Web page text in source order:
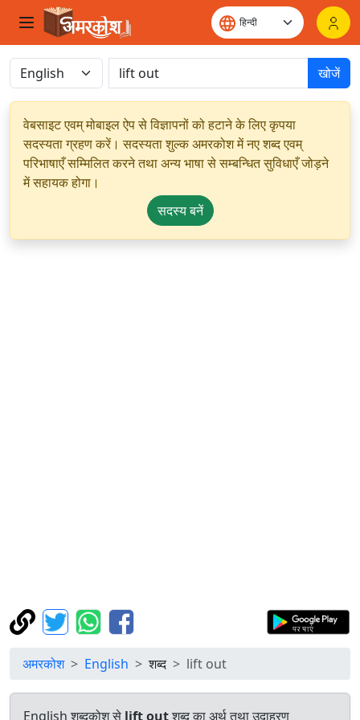
खोजें
वेबसाइट एवम् मोबाइल ऐप से विज्ञापनों को हटाने के लिए कृपया
सदस्यता ग्रहण करें। सदस्यता शुल्क अमरकोश में नए शब्द एवम्
परिभाषाएँ सम्मिलित करने तथा अन्य भाषा से सम्बन्धित सुविधाएँ जोड़ने
में सहायक होगा।
सदस्य बनें
अमरकोश English शब्द lift out
English शब्दकोश से lift outशब्द का अर्थ तथा उदाहरण